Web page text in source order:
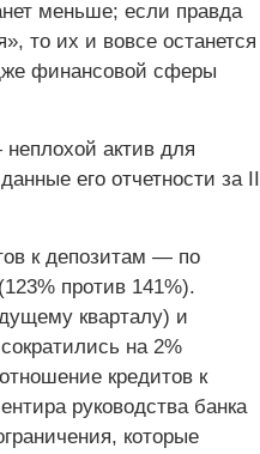
меньше; если правда
то их и вовсе останется
финансовой сферы
актив для
его отчетности за II
к депозитам — по
против 141%).
кварталу) и
на 2%
кредитов к
руководства банка
которые